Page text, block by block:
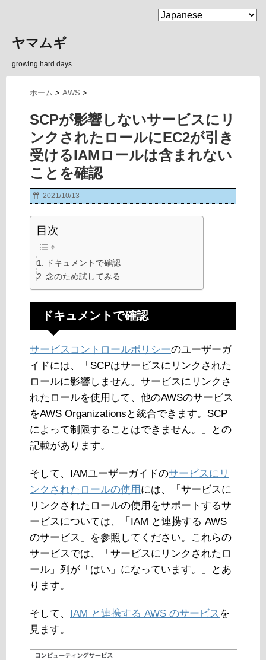
MENU
ヤマムギ
growing hard days.
ホーム > AWS >
SCPが影響しないサービスにリ
ンクされたロールにEC2が引き
受けるIAMロールは含まれない
ことを確認
2021/10/13
目次
ドキュメントで確認
念のため試してみる
ドキュメントで確認
サービスコントロールポリシーのユーザーガ
イドには、「SCPはサービスにリンクされた
ロールに影響しません。サービスにリンクさ
れたロールを使用して、他のAWSのサービス
をAWS Organizationsと統合できます。SCP
によって制限することはできません。」との
記載があります。
そして、IAMユーザーガイドのサービスにリ
ンクされたロールの使用 には、「サービスに
リンクされたロールの使用をサポートするサ
ービスについては、「IAM と連携する AWS
のサービス」を参照してください。これらの
サービスでは、「サービスにリンクされたロ
ール」列が「はい」になっています。」とあ
ります。
そして、 IAM と連携する AWS のサービス を
見ます。